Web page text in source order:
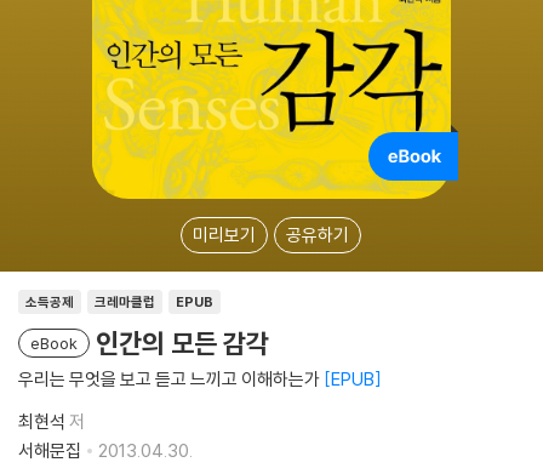
미리보기 공유하기
소득공제 크레마클럽 EPUB
eBook 인간의 모든 감각
우리는 무엇을 보고 듣고 느끼고 이해하는가 EPUB
최현석 저
서해문집
2013.04.30.